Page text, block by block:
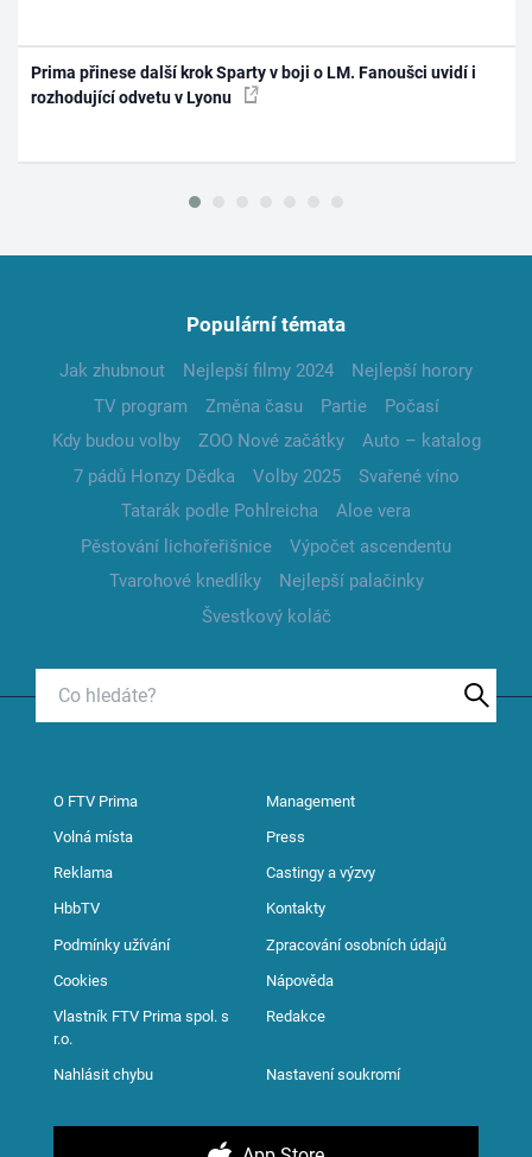
Prima přinese další krok Sparty v boji o LM. Fanoušci uvidí i
rozhodující odvetu v Lyonu
Populární témata
Jak zhubnout Nejlepší filmy 2024
Nejlepší horory
TV program
Změna času Partie
Počasí
Kdy budou volby
ZOO Nové začátky
Auto – katalog
7 pádů Honzy Dědka
Volby 2025
Svařené víno
Tatarák podle Pohlreicha
Aloe vera
Pěstování lichořeřišnice
Výpočet ascendentu
Tvarohové knedlíky
Nejlepší palačinky
Švestkový koláč
O FTV Prima Management
Volná místa Press
Reklama Castingy a výzvy
HbbTV Kontakty
Podmínky užívání Zpracování osobních údajů
Cookies Nápověda
Vlastník FTV Prima spol. s
r.o.
Redakce
Nahlásit chybu Nastavení soukromí